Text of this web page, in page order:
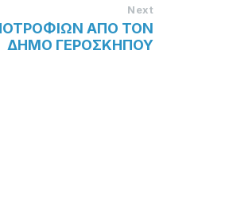
Next
ΑΠΟ ΤΟΝ
ΔΗΜΟ ΓΕΡΟΣΚΗΠΟΥ